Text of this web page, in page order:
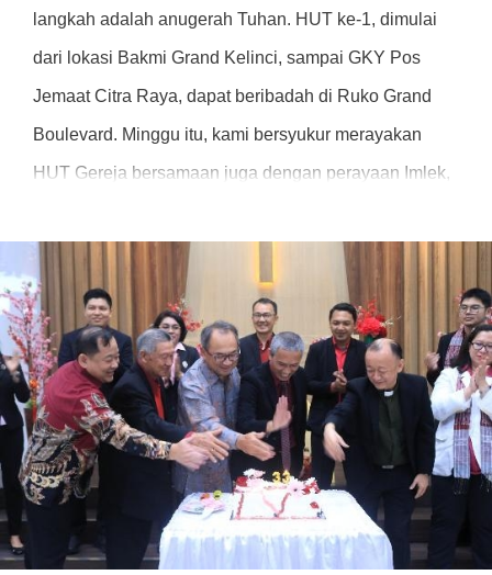
langkah adalah anugerah Tuhan. HUT ke-1, dimulai
dari lokasi Bakmi Grand Kelinci, sampai GKY Pos
Jemaat Citra Raya, dapat beribadah di Ruko Grand
Boulevard. Minggu itu, kami bersyukur merayakan
HUT Gereja bersamaan juga dengan perayaan Imlek,